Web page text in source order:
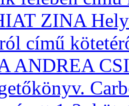
ZINA
című
ANDREA